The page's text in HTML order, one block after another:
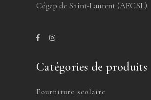
Cégep de Saint-Laurent (AECSL).
Catégories de produits
Fourniture scolaire